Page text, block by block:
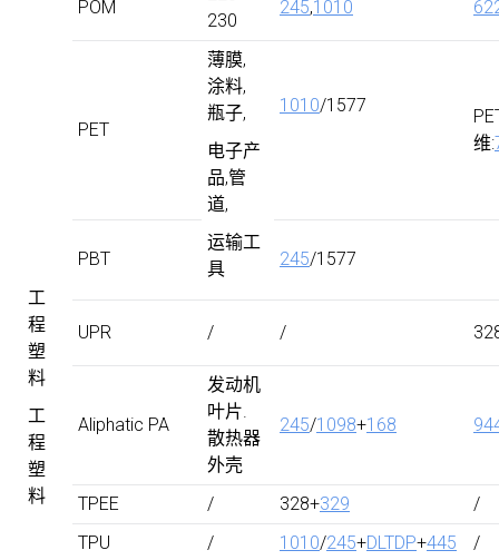
工
程
塑
料
工
程
塑
料
POM
230
245,1010
PET
薄膜,
涂料,
瓶子,
电子产
品,管
道,
运输工
具
1010/1577
维:
PBT 245/1577
UPR / /
Aliphatic PA
发动机
叶片.
散热器
外壳
245/1098+168
TPEE / 328+329
/
TPU
/ 1010/245+DLTDP+445 /